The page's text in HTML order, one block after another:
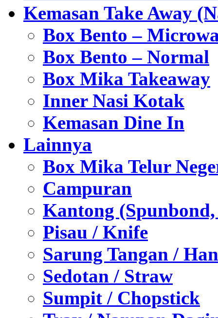
Kemasan Take Away
Box Bento –
Box Bento – Normal
Box Mika Takeaway
Inner Nasi Kotak
Kemasan Dine In
Lainnya
Box Mika Telur
Campuran
Kantong
Pisau / Knife
Sarung Tangan /
Sedotan / Straw
Sumpit / Chopstick